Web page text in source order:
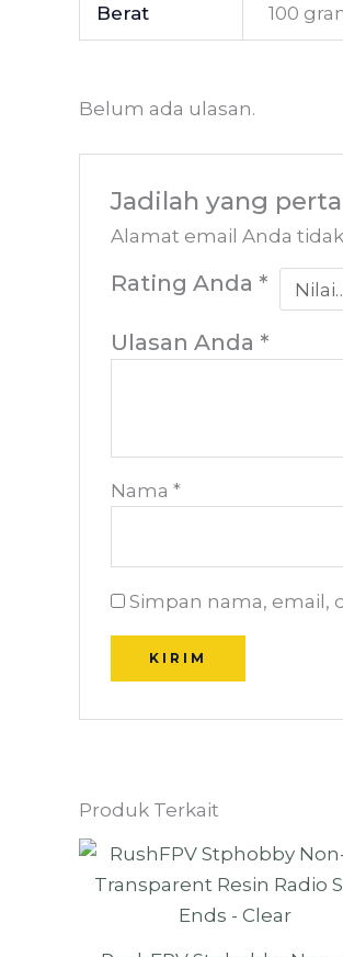
Berat 100
Belum ada ulasan.
Jadilah yang
Alamat email Anda
Rating Anda *
Ulasan Anda *
Nama*
Simpan nama, email,
Produk Terkait